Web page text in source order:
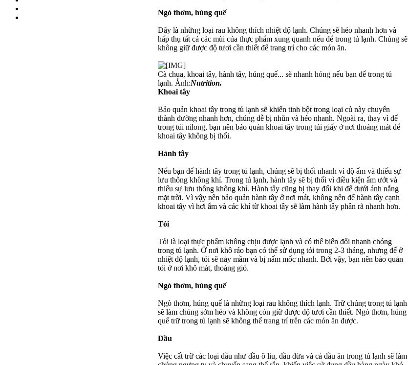
Ngò thơm, húng quế
Đây là những loại rau không thích nhiệt độ lạnh. Chúng sẽ héo nhanh hơn và
hấp thụ tất cả các mùi của thực phẩm xung quanh nếu để trong tủ lạnh. Chúng sẽ
không giữ được độ tươi cần thiết để trang trí cho các món ăn.
Cà chua, khoai tây, hành tây, húng quế... sẽ nhanh hỏng nếu bạn để trong tủ
lạnh. Ảnh:Nutrition.
Khoai tây
Bảo quản khoai tây trong tủ lạnh sẽ khiến tinh bột trong loại củ này chuyển
thành đường nhanh hơn, chúng dễ bị nhũn và héo nhanh. Ngoài ra, thay vì để
trong túi nilong, bạn nên bảo quản khoai tây trong túi giấy ở nơi thoáng mát để
khoai tây không bị thối.
Hành tây
Nếu bạn để hành tây trong tủ lạnh, chúng sẽ bị thối nhanh vì độ ẩm và thiếu sự
lưu thông không khí. Trong tủ lạnh, hành tây sẽ bị thối vì điều kiện ẩm ướt và
thiếu sự lưu thông không khí. Hành tây cũng bị thay đổi khi để dưới ánh nắng
mặt trời. Vì vậy nên bảo quản hành tây ở nơi mát, không nên để hành tây cạnh
khoai tây vì hơi ẩm và các khí từ khoai tây sẽ làm hành tây phân rã nhanh hơn.
Tỏi
Tỏi là loại thực phẩm không chịu được lạnh và có thể biến đổi nhanh chóng
trong tủ lạnh. Ở nơi khô ráo bạn có thể sử dụng tỏi trong 2-3 tháng, nhưng để ở
nhiệt độ lạnh, tỏi sẽ nảy mầm và bị nấm mốc nhanh. Bởi vậy, bạn nên bảo quản
tỏi ở nơi khô mát, thoáng gió.
Ngò thơm, húng quế
Ngò thơm, húng quế là những loại rau không thích lạnh. Trữ chúng trong tủ lạnh
sẽ làm chúng sớm héo và không còn giữ được độ tươi cần thiết. Ngò thơm, húng
quế trữ trong tủ lạnh sẽ không thể trang trí trên các món ăn được.
Dầu
Việc cất trữ các loại dầu như dầu ô liu, dầu dừa và cả dầu ăn trong tủ lạnh sẽ làm